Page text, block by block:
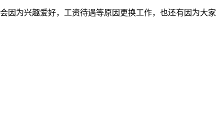
因为兴趣爱好，工资待遇等原因更换工作，也还有因为大家